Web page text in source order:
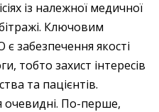
із належної медичної
Ключовим
забезпечення якості
тобто захист інтересів
та пацієнтів.
очевидні. По-перше,